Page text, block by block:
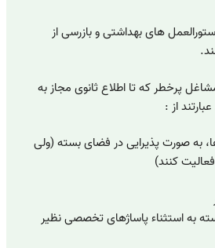
های بهداشتی و بازرسی از
مشاغل پرخطر که تا اطلاع ثانوی مجاز به
از :
به صورت پذیرایی در فضای بسته (ولی
کنند)
به استثناء پاساژهای تخصصی نظیر